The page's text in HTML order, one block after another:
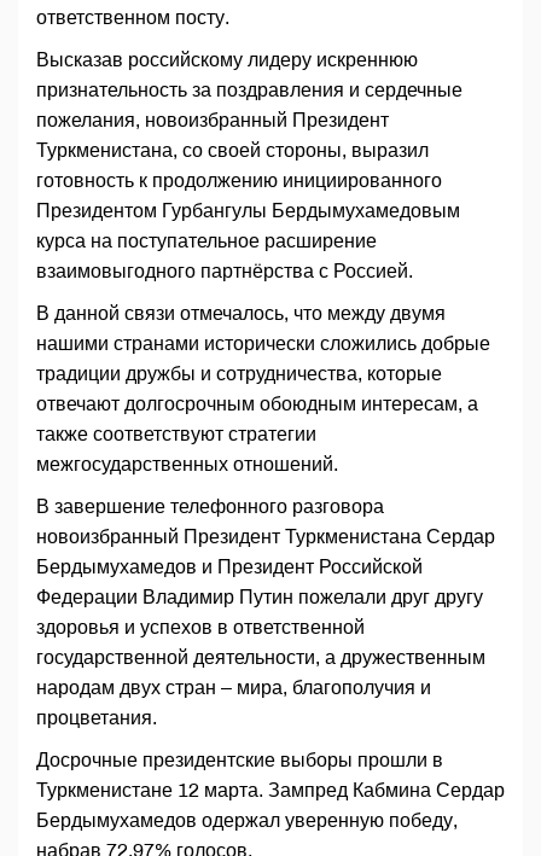
ответственном посту.
Высказав российскому лидеру искреннюю
признательность за поздравления и сердечные
пожелания, новоизбранный Президент
Туркменистана, со своей стороны, выразил
готовность к продолжению инициированного
Президентом Гурбангулы Бердымухамедовым
курса на поступательное расширение
взаимовыгодного партнёрства с Россией.
В данной связи отмечалось, что между двумя
нашими странами исторически сложились добрые
традиции дружбы и сотрудничества, которые
отвечают долгосрочным обоюдным интересам, а
также соответствуют стратегии
межгосударственных отношений.
В завершение телефонного разговора
новоизбранный Президент Туркменистана Сердар
Бердымухамедов и Президент Российской
Федерации Владимир Путин пожелали друг другу
здоровья и успехов в ответственной
государственной деятельности, а дружественным
народам двух стран – мира, благополучия и
процветания.
Досрочные президентские выборы прошли в
Туркменистане 12 марта. Зампред Кабмина Сердар
Бердымухамедов одержал уверенную победу,
набрав 72,97% голосов.